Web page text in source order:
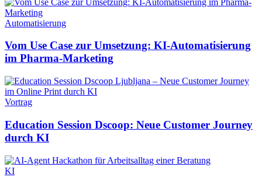
Automatisierung
Vom Use Case zur Umsetzung: KI-Automatisierung
im Pharma-Marketing
Vortrag
Education Session Dscoop: Neue Customer Journey
durch KI
KI